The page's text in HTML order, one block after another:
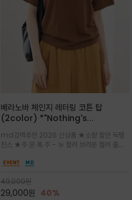
베라노바 체인지 레터링 코튼 탑
(2color) *"Nothing's
도 일어나지않는것/감각적인 레터링 프
린팅이 돋보이는 베라노바 티셔츠
md강력추천 2026 신상품 ★소량 할인 득템
찬스 ★주.문.폭.주 - 뉴 컬러 브라운 컬러 출시~
무드를 만들고 기본 베이스의 컬러감이라 출근시
럽고 유연한 코튼 소재로 편안
49,000원
29,000원 40%